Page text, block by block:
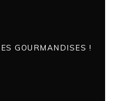
GOURMANDISES !